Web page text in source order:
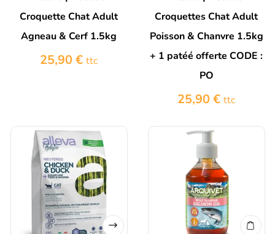
Croquette Chat Adult
Agneau & Cerf 1.5kg
25,90€ ttc
Croquettes Chat Adult
Poisson & Chanvre 1.5kg
+ 1 patéé offerte CODE :
PO
25,90€ ttc